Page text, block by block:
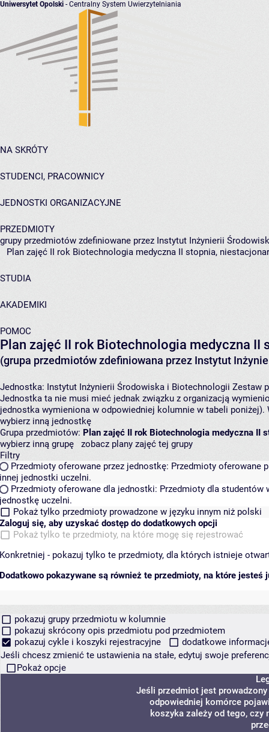
Uniwersytet Opolski - Centralny System Uwierzytelniania
NA SKRÓTY
STUDENCI, PRACOWNICY
JEDNOSTKI ORGANIZACYJNE
PRZEDMIOTY
grupy przedmiotów zdefiniowane przez Instytut Inżynierii
Plan zajęć II rok Biotechnologia medyczna II stopnia,
STUDIA
AKADEMIKI
POMOC
Plan zajęć II rok Biotechnologia medyczna
(grupa przedmiotów zdefiniowana przez Instytut
Jednostka: Instytut Inżynierii Środowiska i Biotechnologii Zestaw
Jednostka ta nie musi mieć jednak związku z organizacją
jednostka wymieniona w odpowiedniej kolumnie w tabeli
wybierz inną jednostkę
Grupa przedmiotów: Plan zajęć II rok Biotechnologia medyczna
wybierz inną grupę
zobacz plany zajęć tej grupy
Filtry
Przedmioty oferowane przez jednostkę: Przedmioty oferowane
innej jednostki uczelni.
Przedmioty oferowane dla jednostki: Przedmioty dla studentów
jednostkę uczelni.
Pokaż tylko przedmioty prowadzone w języku innym niż polski
Zaloguj się, aby uzyskać dostęp do dodatkowych opcji
Pokaż tylko te przedmioty, na które mogę się rejestrować
Konkretniej - pokazuj tylko te przedmioty, dla których istnieje
Dodatkowo pokazywane są również te przedmioty, na które jesteś
pokazuj grupy przedmiotu w kolumnie
pokazuj skrócony opis przedmiotu pod przedmiotem
pokazuj cykle i koszyki rejestracyjne
dodatkowe
Jeśli chcesz zmienić te ustawienia na stałe, edytuj swoje
Pokaż opcje
Jeśli przedmiot jest
odpowiedniej komórce
koszyka zależy od tego, czy